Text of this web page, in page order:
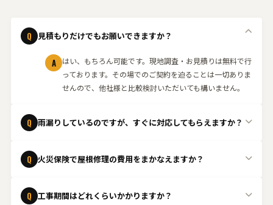
Q 見積もりだけでもお願いできますか？
A
はい、もちろん可能です。現地調査・お見積りは無料で行
っております。その場でのご契約を迫ることは一切ありま
せんので、他社様と比較検討いただいても構いません。
Q 雨漏りしているのですが、すぐに対応してもらえますか？
認し、応急処置から本格的な修理まで迅速に対応いたしま
Q 火災保険で屋根修理の費用をまかなえますか？
は、火災保険の「風災・雹災・雪災」補償の対象となるケ
Q 工事期間はどれくらいかかりますか？